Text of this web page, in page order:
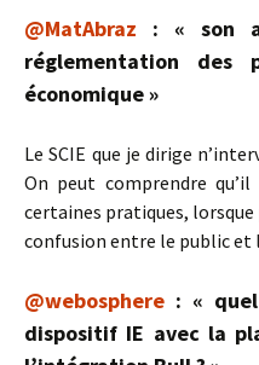
@MatAbraz : « son
réglementation des
économique »
Le SCIE que je dirige
On peut comprendre
certaines pratiques, lorsque
confusion entre le public et
@webosphere : «
dispositif IE avec la